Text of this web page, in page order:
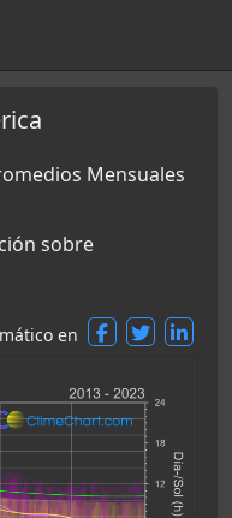
Mensuales
sobre
en